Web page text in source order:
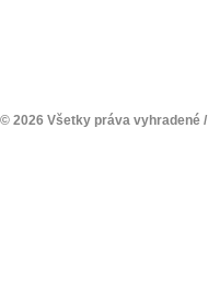
© 2026 Všetky práva vyhradené /